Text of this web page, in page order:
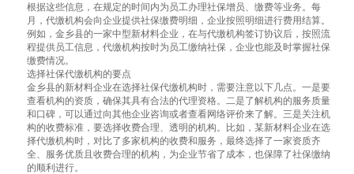
根据这些信息，在规定的时间内为员工办理社保增员、缴费等业务。每
月，代缴机构会向企业提供社保缴费明细，企业按照明细进行费用结算。
例如，金乡县的一家中型新材料企业，在与代缴机构签订协议后，按照流
程提供员工信息，代缴机构按时为员工缴纳社保，企业也能及时掌握社保
缴费情况。
选择社保代缴机构的要点
金乡县的新材料企业在选择社保代缴机构时，需要注意以下几点。一是要
查看机构的资质，确保其具有合法的代理资格。二是了解机构的服务质量
和口碑，可以通过向其他企业咨询或者查看网络评价来了解。三是关注机
构的收费标准，要选择收费合理、透明的机构。比如，某新材料企业在选
择代缴机构时，对比了多家机构的收费和服务，最终选择了一家资质齐
全、服务优质且收费合理的机构，为企业节省了成本，也保障了社保缴纳
的顺利进行。